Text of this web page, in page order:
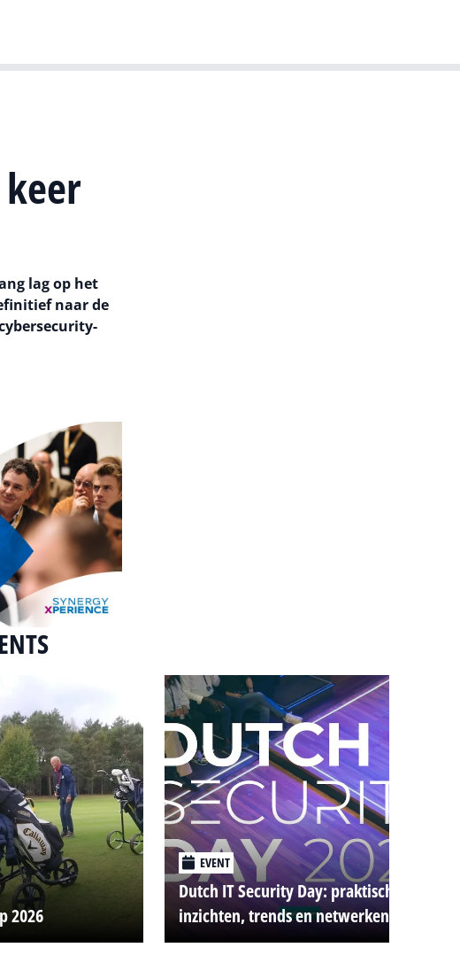
lag op het
naar de
2026
EVENT
Dutch IT Security Day: praktische
inzichten, trends en netwerken